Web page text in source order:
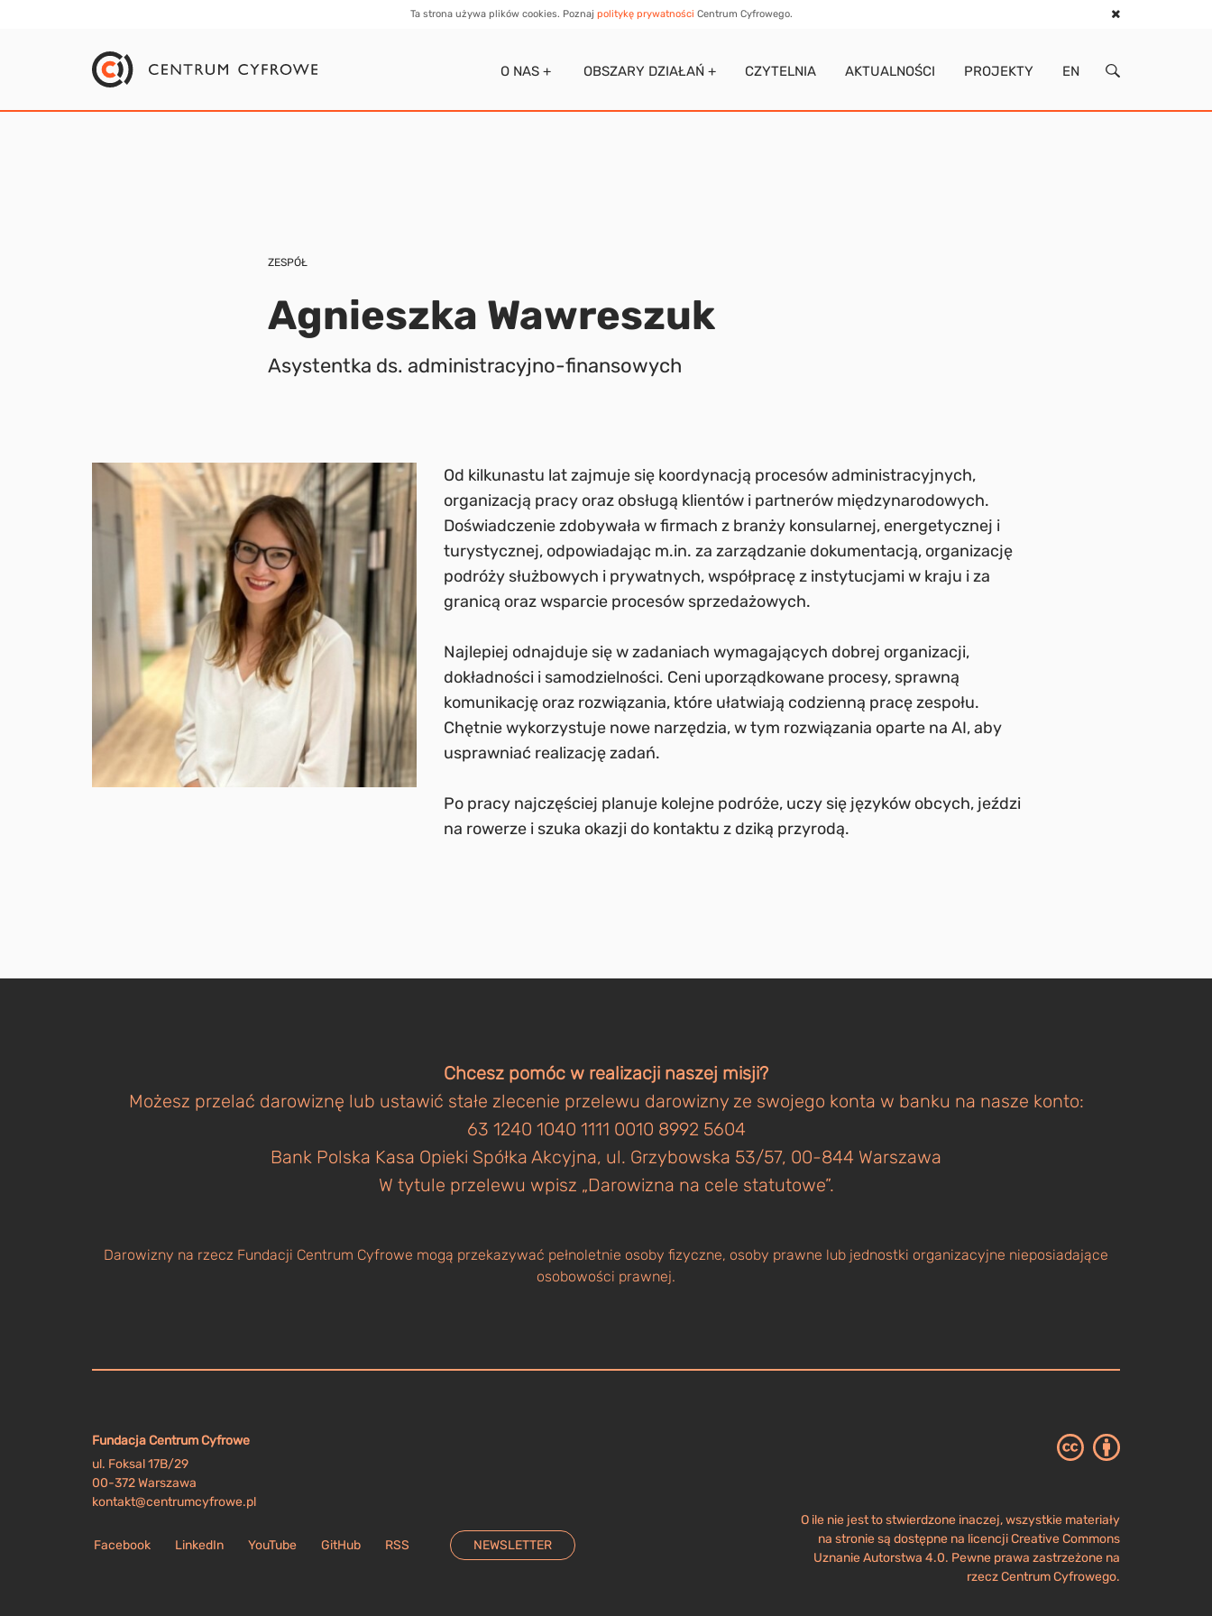
Ta strona używa plików cookies. Poznaj politykę prywatności Centrum Cyfrowego.
O NAS + OBSZARY DZIAŁAŃ + CZYTELNIA AKTUALNOŚCI PROJEKTY EN
ZESPÓŁ
Agnieszka Wawreszuk
Asystentka ds. administracyjno-finansowych
Od kilkunastu lat zajmuje się koordynacją procesów administracyjnych,
organizacją pracy oraz obsługą klientów i partnerów międzynarodowych.
Doświadczenie zdobywała w firmach z branży konsularnej, energetycznej i
turystycznej, odpowiadając m.in. za zarządzanie dokumentacją, organizację
podróży służbowych i prywatnych, współpracę z instytucjami w kraju i za
granicą oraz wsparcie procesów sprzedażowych.
Najlepiej odnajduje się w zadaniach wymagających dobrej organizacji,
dokładności i samodzielności. Ceni uporządkowane procesy, sprawną
komunikację oraz rozwiązania, które ułatwiają codzienną pracę zespołu.
Chętnie wykorzystuje nowe narzędzia, w tym rozwiązania oparte na AI, aby
usprawniać realizację zadań.
Po pracy najczęściej planuje kolejne podróże, uczy się języków obcych, jeździ
na rowerze i szuka okazji do kontaktu z dziką przyrodą.
Chcesz pomóc w realizacji naszej misji?
Możesz przelać darowiznę lub ustawić stałe zlecenie przelewu darowizny ze swojego konta w banku na nasze konto:
63 1240 1040 1111 0010 8992 5604
Bank Polska Kasa Opieki Spółka Akcyjna, ul. Grzybowska 53/57, 00-844 Warszawa
W tytule przelewu wpisz „Darowizna na cele statutowe”.
Darowizny na rzecz Fundacji Centrum Cyfrowe mogą przekazywać pełnoletnie osoby fizyczne, osoby prawne lub jednostki organizacyjne nieposiadające
osobowości prawnej.
Fundacja Centrum Cyfrowe
ul. Foksal 17B/29
00-372 Warszawa
kontakt@centrumcyfrowe.pl
Facebook LinkedIn YouTube GitHub RSS NEWSLETTER
O ile nie jest to stwierdzone inaczej, wszystkie materiały
na stronie są dostępne na licencji Creative Commons
Uznanie Autorstwa 4.0. Pewne prawa zastrzeżone na
rzecz Centrum Cyfrowego.